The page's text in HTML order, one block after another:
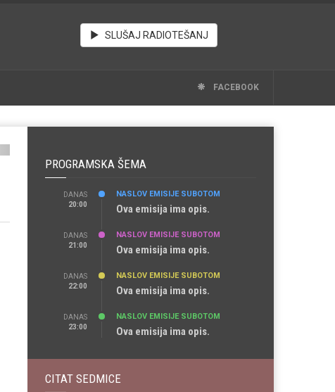
SLUŠAJ RADIOTEŠANJ
FACEBOOK
PROGRAMSKA ŠEMA
DANAS
20:00
NASLOV EMISIJE SUBOTOM
Ova emisija ima opis.
DANAS
21:00
NASLOV EMISIJE SUBOTOM
Ova emisija ima opis.
DANAS
22:00
NASLOV EMISIJE SUBOTOM
Ova emisija ima opis.
DANAS
23:00
NASLOV EMISIJE SUBOTOM
Ova emisija ima opis.
CITAT SEDMICE